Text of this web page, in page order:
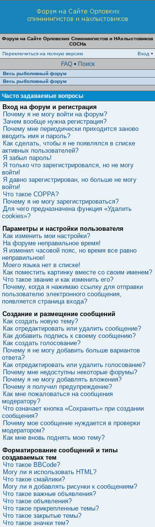
Форум на Сайте Орловских Спиннингистов и НАхлыстовиков
СОСНа
Переключиться на полную версию
Вход •
FAQ • Поиск
Весь рыболовный форум
Весь рыболовный форум
Часто задаваемые вопросы
Вход на форум и регистрация
Почему я не могу войти на форум?
Зачем вообще нужна регистрация?
Почему мне периодически приходится заново
вводить имя и пароль?
Как сделать, чтобы я не появлялся в списке
активных пользователей?
Я забыл пароль!
Я только что зарегистрировался, но не могу
войти!
Я давно зарегистрирован, но больше не могу
войти!
Что такое COPPA?
Почему я не могу зарегистрироваться?
Для чего предназначена функция «Удалить
cookies»?
Параметры и настройки пользователя
Как изменить мои настройки?
На форуме неправильное время!
Я изменил часовой пояс, но время все равно
неправильное!
Моего языка нет в списке!
Как поместить картинку вместе со своим именем?
Что такое звание и как изменить его?
Почему, когда я нажимаю ссылку для отправки
пользователю электронного сообщения,
появляется страница входа?
Создание и размещение сообщений
Как создать новую тему?
Как отредактировать или удалить сообщение?
Как добавить подпись к своему сообщению?
Как создать голосование?
Почему я не могу добавить больше вариантов
ответа?
Как отредактировать или удалить голосование?
Почему мне недоступны некоторые форумы?
Почему я не могу добавлять вложения?
Почему я получил предупреждение?
Как мне пожаловаться на сообщения
модератору?
Что означает кнопка «Сохранить» при создании
сообщения?
Почему мое сообщение нуждается в проверки
модератором?
Как мне вновь поднять мою тему?
Форматирование сообщений и типы
создаваемых тем
Что такое BBCode?
Могу ли я использовать HTML?
Что такое смайлики?
Могу ли я добавлять рисунки к сообщениям?
Что такое важные объявления?
Что такое объявления?
Что такое прикрепленные темы?
Что такое закрытые темы?
Что такое значки тем?